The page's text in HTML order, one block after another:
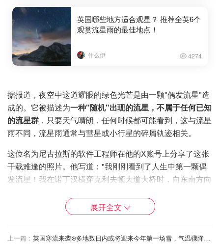
英国哪些地方适合观星？ 推荐全英6个
观赏流星雨的最佳地点！
什么伊 4274
据报道，夜空中这道耀眼的绿色光芒是由一颗"偶发流星"造
成的。它被描述为一种"随机"出现的流星，不属于任何已知
的流星群 ，只要天气晴朗，任何时候都可能看到，这与流星
雨不同，流星雨通常与彗星或小行星的碎屑轨迹相关。
这位名为尼古拉斯的软件工程师在他的X账号上分享了这张
千载难逢的照片。他写道："我刚刚看到了人生中第一颗偶
发流星！我在诺丁汉横穿克利夫顿大道大桥时，向东南方向
度，持续了大约2秒。"
有一个集中的"辐射点"。它们与特定彗星或小行星的碎屑轨
展开全文
上一篇：
英国寒流来袭❄️多地数日内或将迎来今年第一场雪，气温骤降至零度！注意保暖